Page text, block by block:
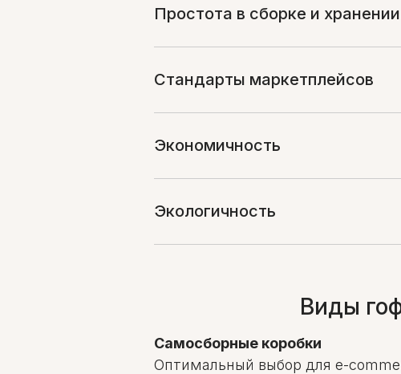
Простота в сборке и хранении
Стандарты маркетплейсов
Экономичность
Экологичность
Виды
Самосборные коробки
Оптимальный выбор для e-